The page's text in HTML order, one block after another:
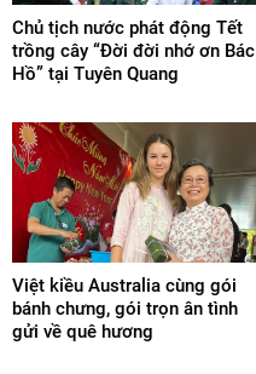
Chủ tịch nước phát động Tết
trồng cây “Đời đời nhớ ơn Bác
Hồ” tại Tuyên Quang
Việt kiều Australia cùng gói
bánh chưng, gói trọn ân tình
gửi về quê hương